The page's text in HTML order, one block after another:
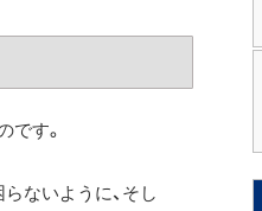
です。
ないように、そし